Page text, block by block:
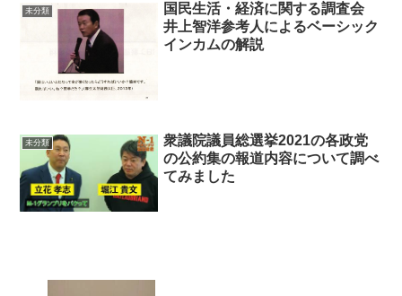
未分類
国民生活・経済に関する調査会
井上智洋参考人によるベーシック
インカムの解説
未分類
衆議院議員総選挙2021の各政党
の公約集の報道内容について調べ
てみました